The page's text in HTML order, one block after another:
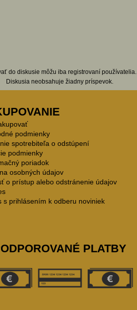
do diskusie môžu iba registrovaní používatelia.
Diskusia neobsahuje žiadny príspevok.
podmienky
spotrebiteľa o odstúpení
podmienky
poriadok
osobných údajov
o prístup alebo odstránenie údajov
s prihlásením k odberu noviniek
PLATBY